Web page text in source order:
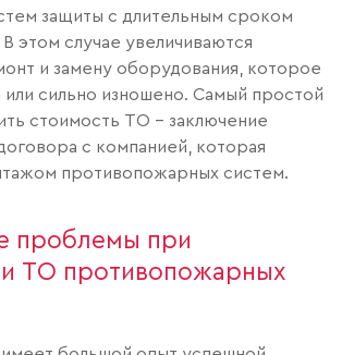
защиты с длительным сроком
В этом случае увеличиваются
и замену оборудования, которое
или сильно изношено. Самый простой
стоимость ТО – заключение
с компанией, которая
противопожарных систем.
проблемы при
ТО противопожарных